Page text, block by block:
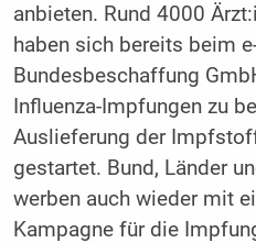
anbieten. Rund 4000
haben sich bereits beim
Bundesbeschaffung
Influenza-Impfungen zu
Auslieferung der
gestartet. Bund, Länder
werben auch wieder mit
Kampagne für die